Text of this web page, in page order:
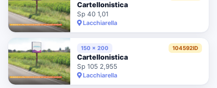
Cartellonistica
Sp 40 1,01
Lacchiarella
150 x 200 104592ID
Cartellonistica
Sp 105 2,955
Lacchiarella